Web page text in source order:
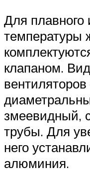
Для плавного
температуры
клапаном.
змеевидный,
трубы. Для
него
алюминия.